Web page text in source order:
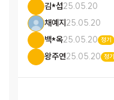
김*섭25.05.20
채예지25.05.20
백*옥25.05.20 정기
왕주연25.05.20 정기